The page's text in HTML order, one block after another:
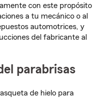
con este propósito
a tu mecánico o al
automotrices, y
del fabricante al
parabrisas
de hielo para